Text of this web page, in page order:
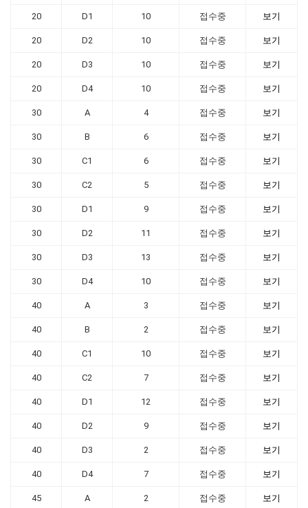
20 D1 10 접수중 보기
20 D2 10 접수중 보기
20 D3 10 접수중 보기
20 D4 10 접수중 보기
30 A 4 접수중 보기
30 B 6 접수중 보기
30 C1 6 접수중 보기
30 C2 5 접수중 보기
30 D1 9 접수중 보기
30 D2 11 접수중 보기
30 D3 13 접수중 보기
30 D4 10 접수중 보기
40 A 3 접수중 보기
40 B 2 접수중 보기
40 C1 10 접수중 보기
40 C2 7 접수중 보기
40 D1 12 접수중 보기
40 D2 9 접수중 보기
40 D3 2 접수중 보기
40 D4 7 접수중 보기
45 A 2 접수중 보기